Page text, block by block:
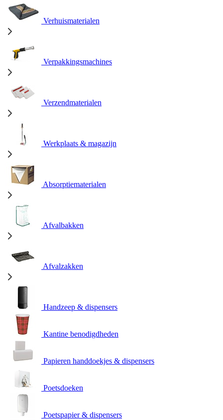
Verhuismaterialen
Verpakkingsmachines
Verzendmaterialen
Werkplaats & magazijn
Absorptiematerialen
Afvalbakken
Afvalzakken
Handzeep & dispensers
Kantine benodigdheden
Papieren handdoekjes & dispensers
Poetsdoeken
Poetspapier & dispensers